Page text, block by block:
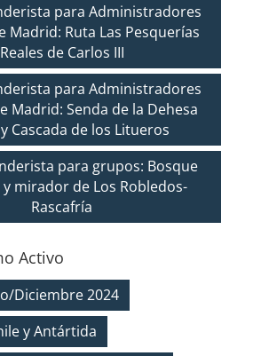
para Administradores
Madrid: Ruta Las Pesquerías
Reales de Carlos III
para Administradores
Madrid: Senda de la Dehesa
Cascada de los Litueros
para grupos: Bosque
y mirador de Los Robledos-
Rascafría
Activo
Diciembre 2024
y Antártida